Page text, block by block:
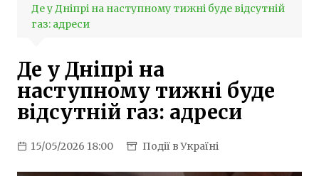
Де у Дніпрі на наступному тижні буде відсутній
газ: адреси
Де у Дніпрі на
наступному тижні буде
відсутній газ: адреси
15/05/2026 18:00 Події в Україні